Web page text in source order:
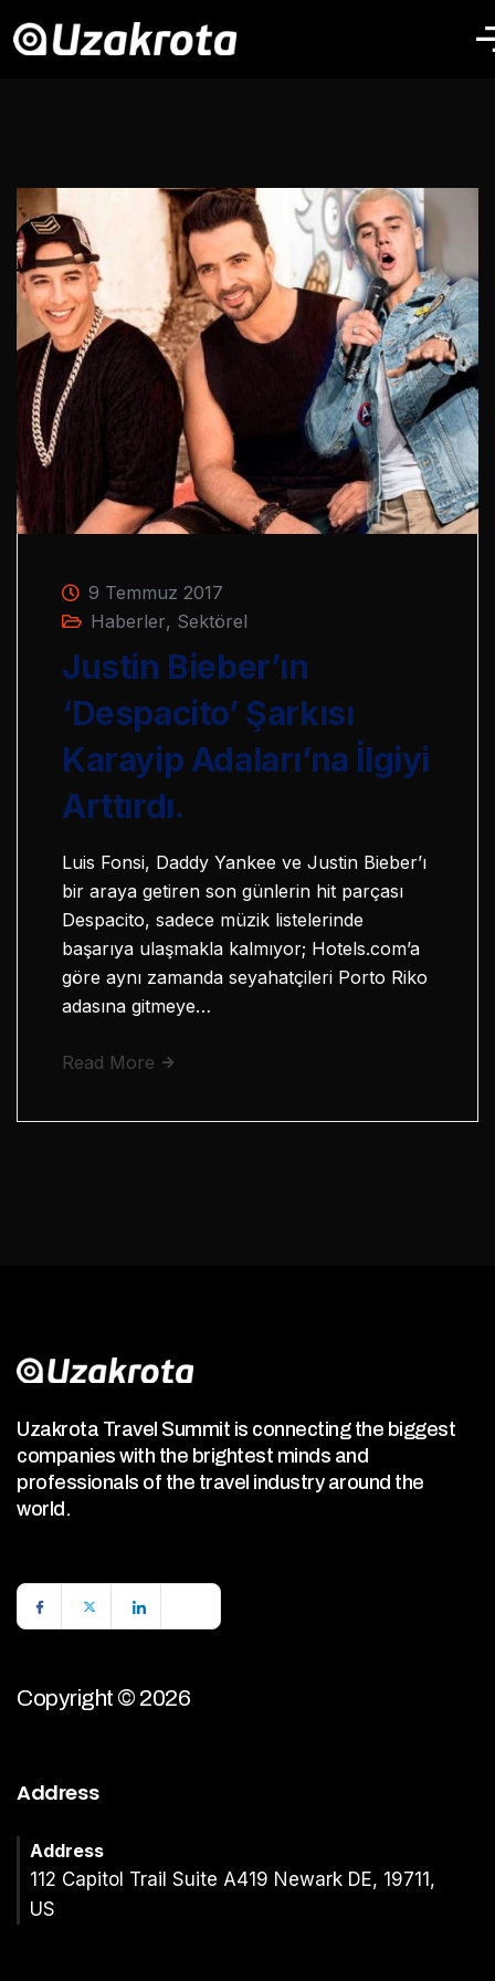
9 Temmuz 2017
Haberler, Sektörel
Justin Bieber’ın
‘Despacito’ Şarkısı
Karayip Adaları’na İlgiyi
Arttırdı.
Luis Fonsi, Daddy Yankee ve Justin Bieber’ı
bir araya getiren son günlerin hit parçası
Despacito, sadece müzik listelerinde
başarıya ulaşmakla kalmıyor; Hotels.com’a
göre aynı zamanda seyahatçileri Porto Riko
adasına gitmeye…
Read More
Uzakrota Travel Summit is connecting the biggest
companies with the brightest minds and
professionals of the travel industry around the
world.
Copyright © 2026
Address
Address
112 Capitol Trail Suite A419 Newark DE, 19711,
US